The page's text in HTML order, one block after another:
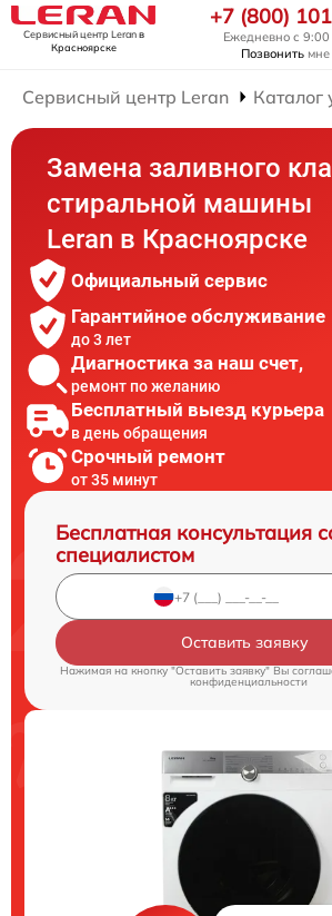
Сервисный центр Leranв
Красноярске
+7 (800)
Ежедневно с
Позвонить мне
Сервисный центр Leran Каталог
Замена заливного
стиральной машины
Leran в Красноярске
Официальный сервис
Гарантийное обслуживание
до 3 лет
Диагностика за наш счет,
ремонт по желанию
Бесплатный выезд курьера
в день обращения
Срочный ремонт
от 35 минут
Бесплатная консультация
специалистом
Оставить заявку
Нажимая на кнопку "Оставить заявку" Вы
конфиденциальности